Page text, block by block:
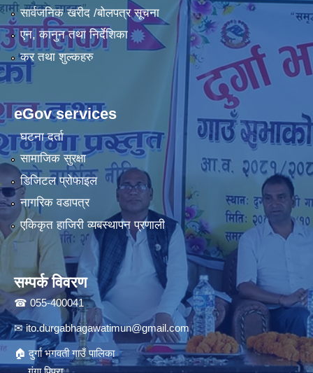
सार्वजनिक खरीद /बोलपत्र सूचना
एन, कानुन तथा निर्देशिका
कर तथा शुल्कहरु
eGov services
घटना दर्ता
सामाजिक सुरक्षा
डिजिटल प्रोफाइल
नागरिक वडापत्र
एकिकृत हाजिरी व्यबस्थापन प्रणाली
सम्पर्क विवरण
☎ 055-400041
✉ito.durgabhagawatimun@gmail.com
🏠 दुर्गा भगवती गाउँ पालिका